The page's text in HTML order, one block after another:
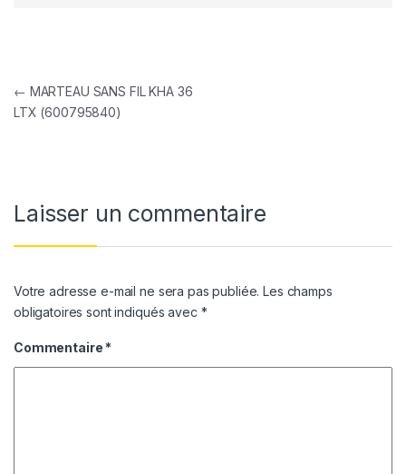
Navigation de l’article
← MARTEAU SANS FIL KHA 36
LTX (600795840)
Laisser un commentaire
Votre adresse e-mail ne sera pas publiée. Les champs
obligatoires sont indiqués avec *
Commentaire *